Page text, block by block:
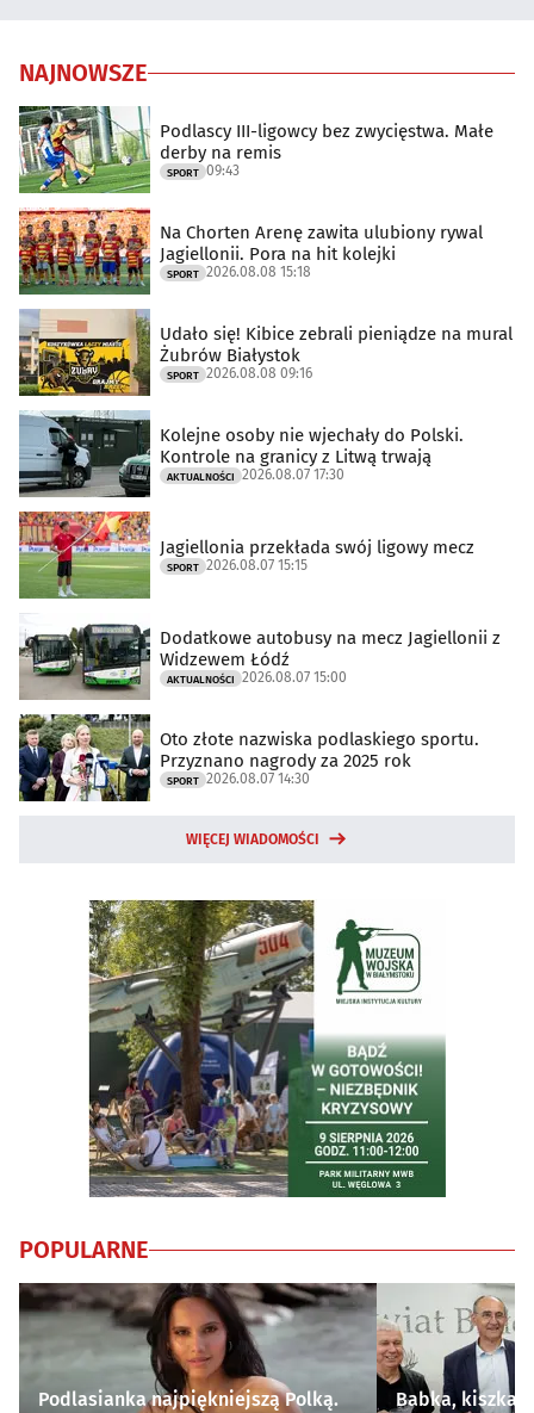
NAJNOWSZE
Podlascy III-ligowcy bez zwycięstwa. Małe
derby na remis
SPORT 09:43
Na Chorten Arenę zawita ulubiony rywal
Jagiellonii. Pora na hit kolejki
SPORT 2026.08.08 15:18
Udało się! Kibice zebrali pieniądze na mural
Żubrów Białystok
SPORT 2026.08.08 09:16
Kolejne osoby nie wjechały do Polski.
Kontrole na granicy z Litwą trwają
AKTUALNOŚCI 2026.08.07 17:30
Jagiellonia przekłada swój ligowy mecz
SPORT 2026.08.07 15:15
Dodatkowe autobusy na mecz Jagiellonii z
Widzewem Łódź
AKTUALNOŚCI 2026.08.07 15:00
Oto złote nazwiska podlaskiego sportu.
Przyznano nagrody za 2025 rok
SPORT 2026.08.07 14:30
WIĘCEJ WIADOMOŚCI
POPULARNE
Podlasianka najpiękniejszą Polką.
Babka, kiszka i